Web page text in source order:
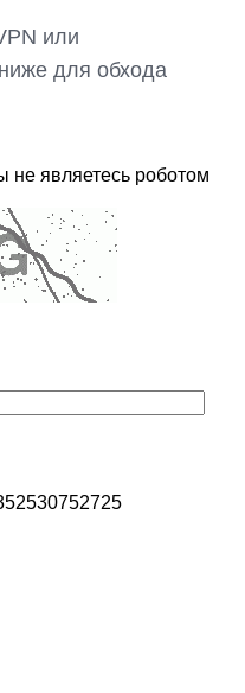
или
для обхода
не являетесь роботом